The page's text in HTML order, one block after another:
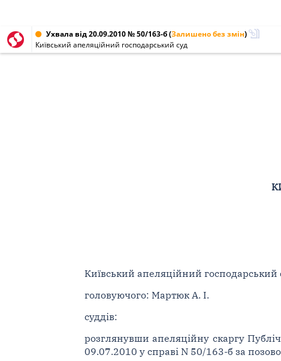
Ухвала від 20.09.2010 № 50/163-б(Залишено без змін)
Київський апеляційний господарський суд
Київський апеляційний господарський
головуючого: Мартюк А. І.
суддів:
розглянувши апеляційну скаргу
09.07.2010 у справі N 50/163-б за